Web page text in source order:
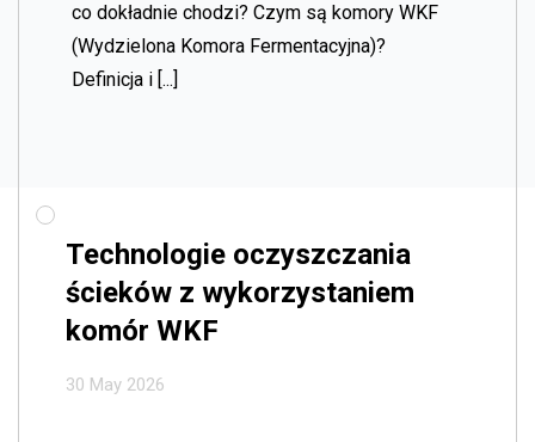
Technologie oczyszczania
ścieków z wykorzystaniem
komór WKF
30 May 2026
co dokładnie chodzi? Czym są komory WKF
(Wydzielona Komora Fermentacyjna)?
Definicja i [...]